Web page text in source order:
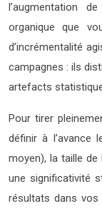
l’augmentation
organique que
d’incrémentalité
campagnes : ils
artefacts
Pour tirer
définir à l’avance
moyen), la taille de
une significativité
résultats dans